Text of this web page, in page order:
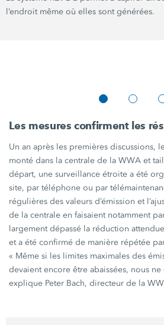
l’endroit même où elles sont générées.
Les mesures confirment les
Un an après les premières discussions,
monté dans la centrale de la WWA et
départ, une surveillance étroite a été
site, par téléphone ou par
régulières des valeurs d’émission et
de la centrale en faisaient notamment
largement dépassé la réduction
et a été confirmé de manière répétée
« Même si les limites maximales des
devaient encore être abaissées, nous ne
explique Peter Bach, directeur de la